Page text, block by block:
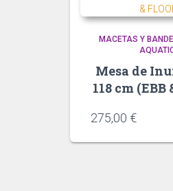
MACETAS Y
Mesa de
118 cm (EBB
275,00 €